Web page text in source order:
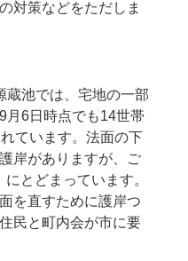
対策などをただしま
蔵池では、宅地の一部
月6日時点でも14世帯
ています。法面の下
岸がありますが、ご
とどまっています。
を直すために護岸つ
民と町内会が市に要